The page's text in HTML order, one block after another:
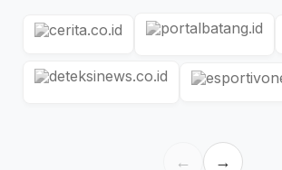
← →